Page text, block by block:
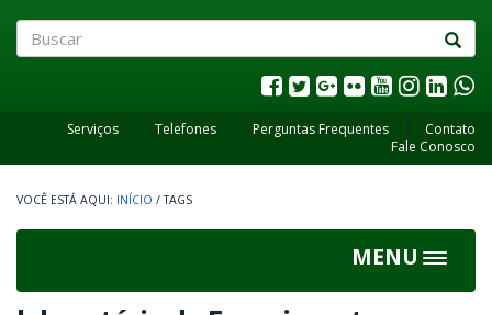
Serviços Telefones Perguntas Frequentes
Contato
Fale Conosco
INÍCIO / TAGS
MENU
Toggle